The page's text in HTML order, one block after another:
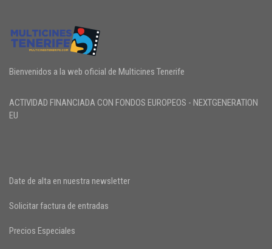
Bienvenidos a la web oficial de Multicines Tenerife
ACTIVIDAD FINANCIADA CON FONDOS EUROPEOS - NEXTGENERATION
EU
Date de alta en nuestra newsletter
Solicitar factura de entradas
Precios Especiales